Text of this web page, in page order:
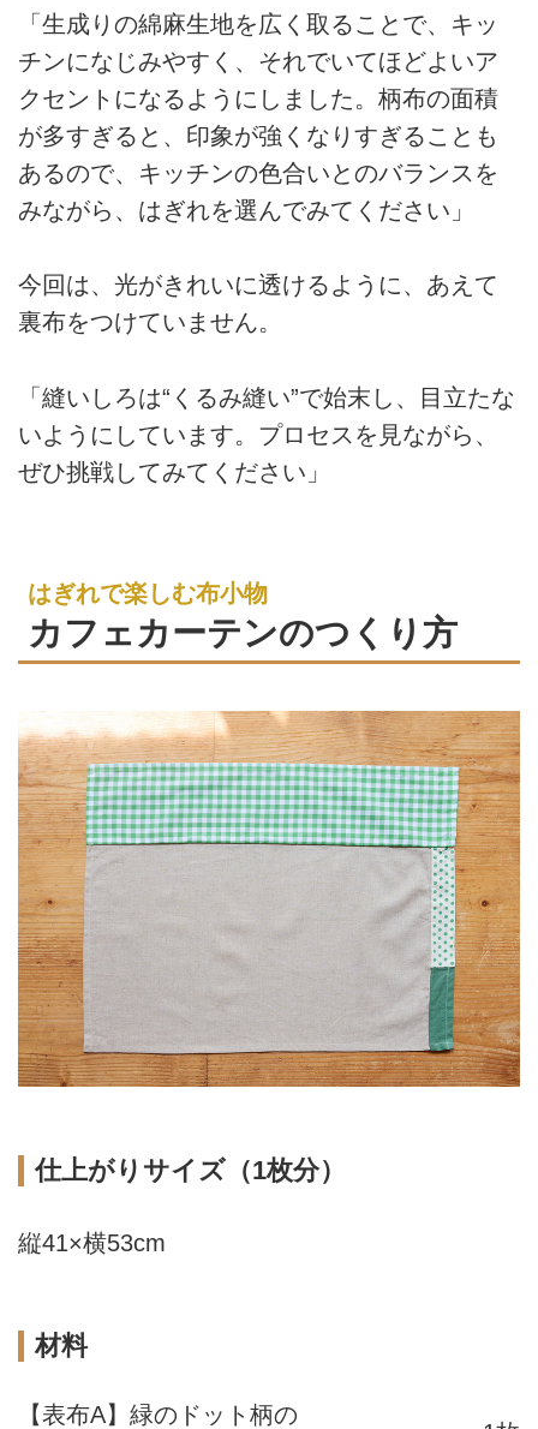
「生成りの綿麻生地を広く取ることで、キッ
チンになじみやすく、それでいてほどよいア
クセントになるようにしました。柄布の面積
が多すぎると、印象が強くなりすぎることも
あるので、キッチンの色合いとのバランスを
みながら、はぎれを選んでみてください」
今回は、光がきれいに透けるように、あえて
裏布をつけていません。
「縫いしろは“くるみ縫い”で始末し、目立たな
いようにしています。プロセスを見ながら、
ぜひ挑戦してみてください」
はぎれで楽しむ布小物
カフェカーテンのつくり方
仕上がりサイズ（1枚分）
縦41×横53cm
材料
【表布A】緑のドット柄の